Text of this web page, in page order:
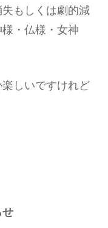
もしくは劇的減
・仏様・女神
しいですけれど